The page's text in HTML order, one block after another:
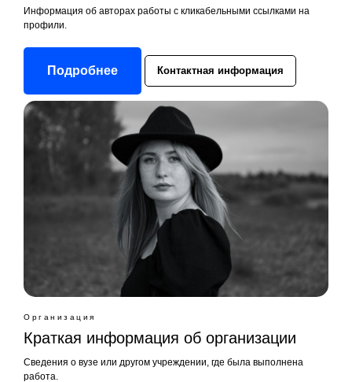
Информация об авторах работы с кликабельными ссылками на
профили.
Подробнее Контактная информация
Организация
Краткая информация об организации
Сведения о вузе или другом учреждении, где была выполнена
работа.